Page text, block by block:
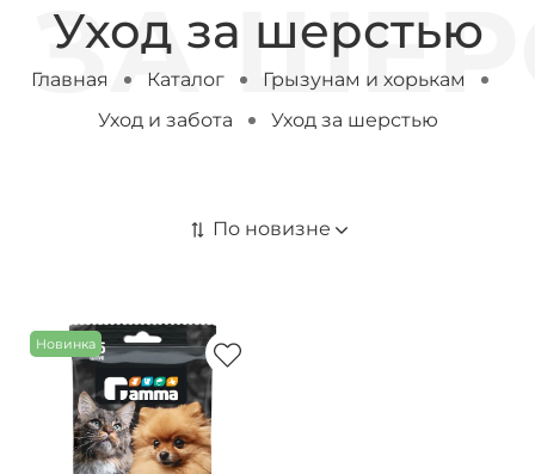
Уход за шерстью
Главная Каталог
Грызунам и хорькам
Уход и забота
Уход за шерстью
Новинка